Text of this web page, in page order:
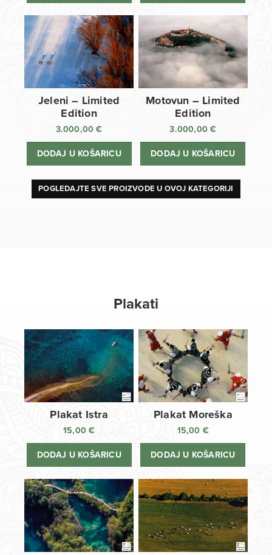
Jeleni – Limited
Edition
3.000,00€
DODAJ U KOŠARICU
Motovun – Limited
Edition
3.000,00€
DODAJ U KOŠARICU
POGLEDAJTE SVE PROIZVODE U OVOJ KATEGORIJI
Plakati
Plakat Istra
15,00€
DODAJ U KOŠARICU
Plakat Moreška
15,00 €
DODAJ U KOŠARICU